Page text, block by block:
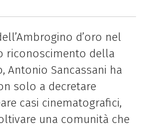
d’oro nel
riconoscimento della
Antonio Sancassani ha
solo a decretare
casi cinematografici,
una comunità che